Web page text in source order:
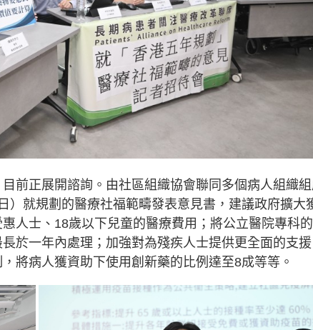
前正展開諮詢。由社區組織協會聯同多個病人組織
）就規劃的醫療社福範疇發表意見書，建議政府擴大
人士、18歲以下兒童的醫療費用；將公立醫院專科
於一年內處理；加強對為殘疾人士提供更全面的支援
將病人獲資助下使用創新藥的比例達至8成等等。